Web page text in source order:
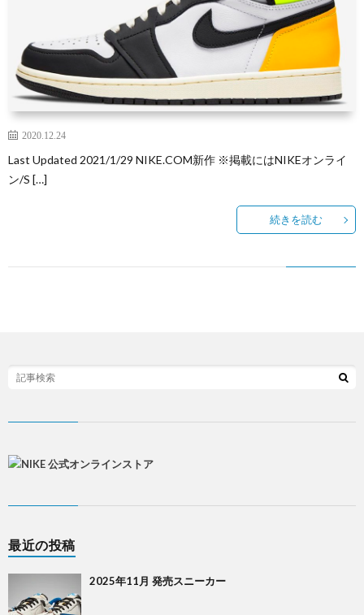
2020.12.24
Last Updated 2021/1/29 NIKE.COM新作 ※掲載にはNIKEオンライ
ン/S […]
続きを読む
最近の投稿
2025年11月 発売スニーカー